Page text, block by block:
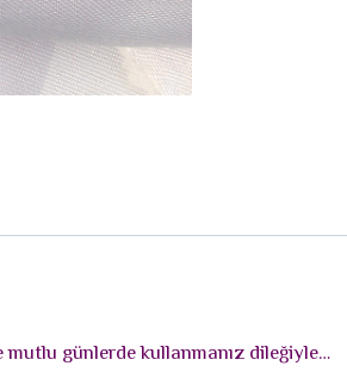
günlerde kullanmanız dileğiyle…